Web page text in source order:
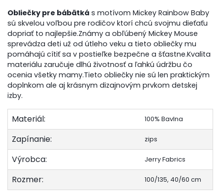
Obliečky pre bábätká s motívom Mickey Rainbow Baby
sú skvelou voľbou pre rodičov ktorí chcú svojmu dieťaťu
dopriať to najlepšie.Známy a obľúbený Mickey Mouse
sprevádza deti už od útleho veku a tieto obliečky mu
pomáhajú cítiť sa v postieľke bezpečne a šťastne.Kvalita
materiálu zaručuje dlhú životnosť a ľahkú údržbu čo
ocenia všetky mamy.Tieto obliečky nie sú len praktickým
doplnkom ale aj krásnym dizajnovým prvkom detskej
izby.
Materiál: 100% Bavlna
Zapínanie: zips
Výrobca: Jerry Fabrics
Rozmer: 100/135, 40/60 cm